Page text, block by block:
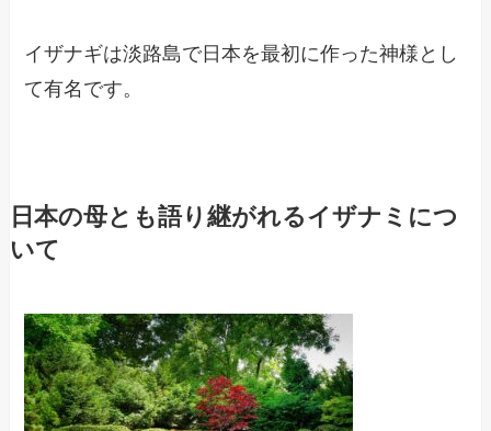
イザナギは淡路島で日本を最初に作った神様とし
て有名です。
日本の母とも語り継がれるイザナミにつ
いて